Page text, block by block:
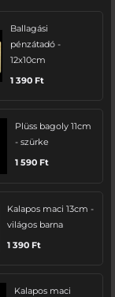
Ballagási
pénzátadó -
12x10cm
1 390 Ft
Plüss bagoly 11cm
- szürke
1 590 Ft
Kalapos maci 13cm -
világos barna
1 390 Ft
Kalapos maci